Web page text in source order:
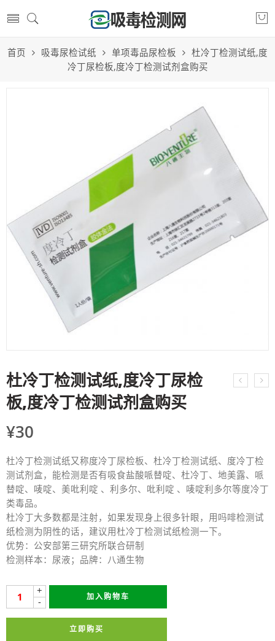
首页 吸毒尿检试纸 单项毒品尿检板
杜冷丁检测试纸,度
冷丁尿检板,度冷丁检测试剂盒购买
杜冷丁检测试纸,度冷丁尿检
板,度冷丁检测试剂盒购买
¥30
杜冷丁检测试纸又称度冷丁尿检板、杜冷丁检测试纸、度冷丁检
测试剂盒，能检测是否有吸食盐酸哌替啶、杜冷丁、地美露、哌
替啶、唛啶、美吡利啶 、利多尔、吡利啶 、唛啶利多尔等度冷丁
类毒品。
杜冷丁大多数都是注射，如果发现身上很多针眼，用吗啡检测试
纸检测为阴性的话，建议用杜冷丁检测试纸检测一下。
优势：公安部第三研究所联合研制
检测样本：尿液；品牌：八通生物
+
-
加入购物车
立即购买